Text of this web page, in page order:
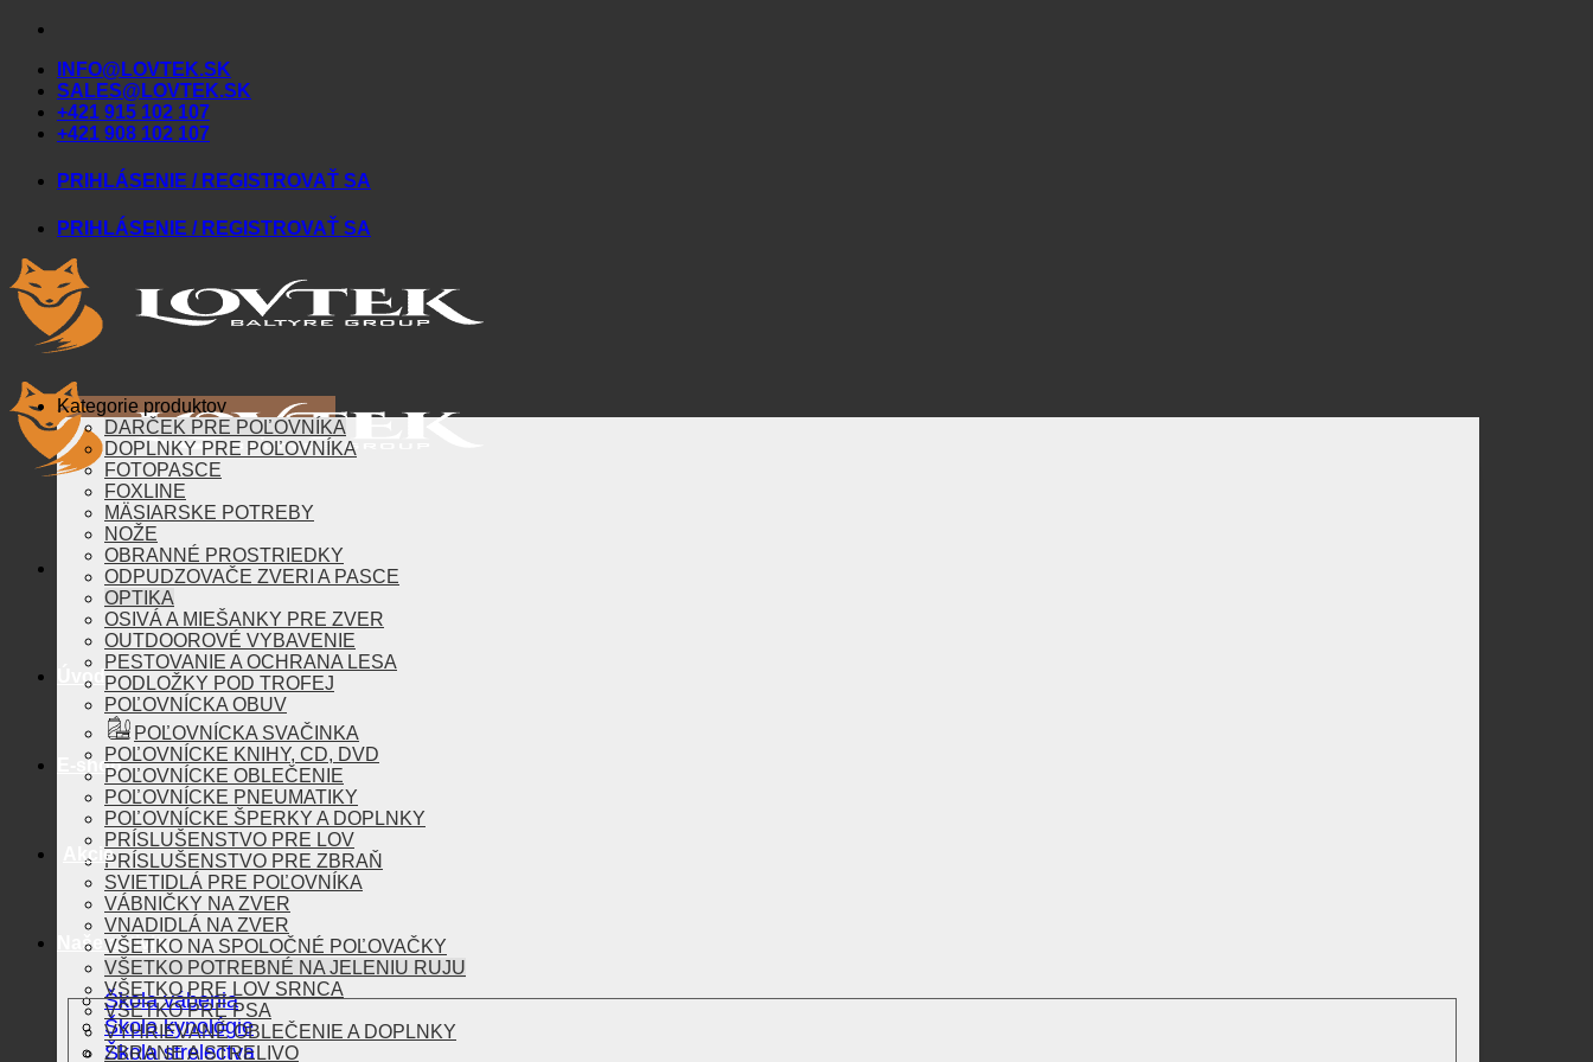
Skip
contentINFO@LOVTEK.SK
SALES@LOVTEK.SK
+421 915 102 107
+421 908 102 107
PRIHLÁSENIE / REGISTROVAŤ SA
PRIHLÁSENIE / REGISTROVAŤ SA
Úvod
E-shop
Akcie
Naše aktivity
Škola vábenia
Škola kynológie
Škola strelectva
Kategorie produktov
DARČEK PRE POĽOVNÍKA
DOPLNKY PRE POĽOVNÍKA
FOTOPASCE
FOXLINE
MÄSIARSKE POTREBY
NOŽE
OBRANNÉ PROSTRIEDKY
ODPUDZOVAČE ZVERI A PASCE
OPTIKA
OSIVÁ A MIEŠANKY PRE ZVER
OUTDOOROVÉ VYBAVENIE
PESTOVANIE A OCHRANA LESA
PODLOŽKY POD TROFEJ
POĽOVNÍCKA OBUV
POĽOVNÍCKA SVAČINKA
POĽOVNÍCKE KNIHY, CD, DVD
POĽOVNÍCKE OBLEČENIE
POĽOVNÍCKE PNEUMATIKY
POĽOVNÍCKE ŠPERKY A DOPLNKY
PRÍSLUŠENSTVO PRE LOV
PRÍSLUŠENSTVO PRE ZBRAŇ
SVIETIDLÁ PRE POĽOVNÍKA
VÁBNIČKY NA ZVER
VNADIDLÁ NA ZVER
VŠETKO NA SPOLOČNÉ POĽOVAČKY
VŠETKO POTREBNÉ NA JELENIU RUJU
VŠETKO PRE LOV SRNCA
VŠETKO PRE PSA
VYHRIEVANÉ OBLEČENIE A DOPLNKY
ZBRANE A STRELIVO